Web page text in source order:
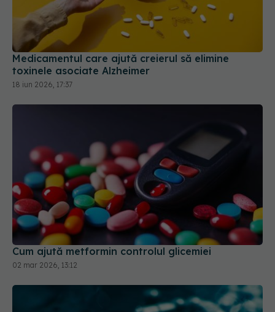
Medicamentul care ajută creierul să elimine
toxinele asociate Alzheimer
18 iun 2026, 17:37
Cum ajută metformin controlul glicemiei
02 mar 2026, 13:12